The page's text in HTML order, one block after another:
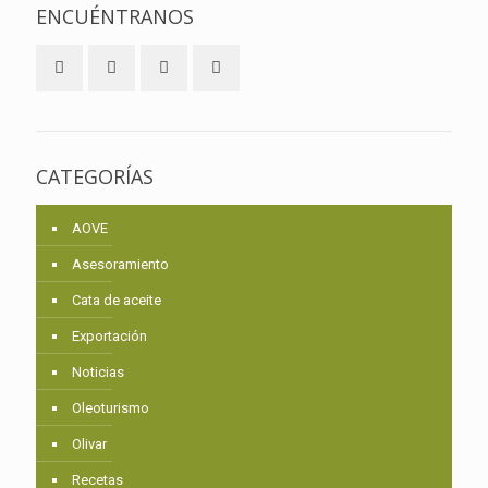
ENCUÉNTRANOS
CATEGORÍAS
AOVE
Asesoramiento
Cata de aceite
Exportación
Noticias
Oleoturismo
Olivar
Recetas